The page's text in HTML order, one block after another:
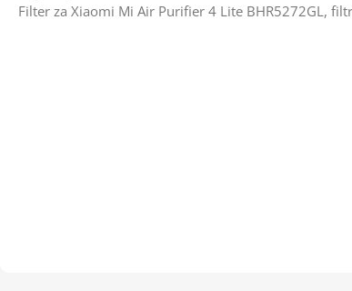
Filter za Xiaomi Mi Air Purifier 4 Lite BHR5272GL,